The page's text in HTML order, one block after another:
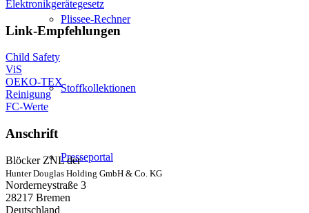
Plissee-Rechner
Stoffkollektionen
Presseportal
Elektronikgerätegesetz
Link-Empfehlungen
Child Safety
ViS
OEKO-TEX
Reinigung
FC-Werte
Anschrift
Blöcker ZNL der
Hunter Douglas Holding GmbH & Co. KG
Norderneystraße 3
28217 Bremen
Deutschland